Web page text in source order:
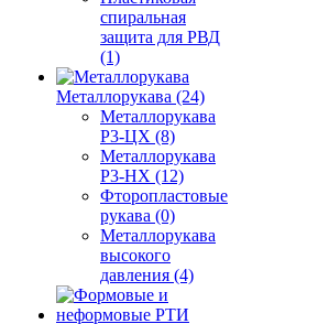
спиральная
защита для РВД
(1)
Металлорукава (24)
Металлорукава
Р3-ЦХ (8)
Металлорукава
Р3-НХ (12)
Фторопластовые
рукава (0)
Металлорукава
высокого
давления (4)